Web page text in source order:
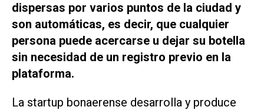
dispersas por varios puntos de la ciudad y
son automáticas, es decir, que cualquier
persona puede acercarse u dejar su botella
sin necesidad de un registro previo en la
plataforma.
La startup bonaerense desarrolla y produce